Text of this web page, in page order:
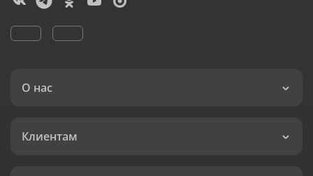
О нас
Клиентам